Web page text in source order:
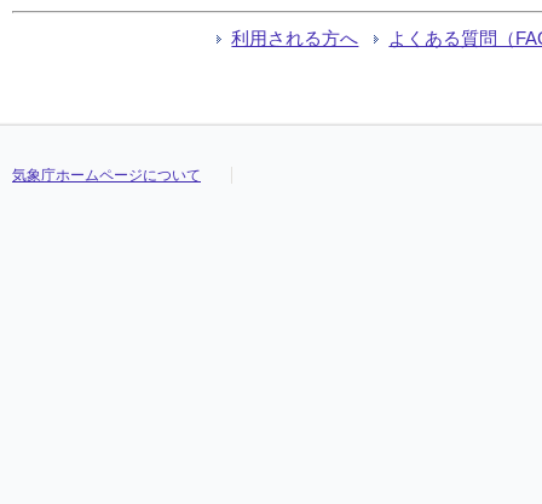
利用される方へ よくある質問（
気象庁ホームページについて